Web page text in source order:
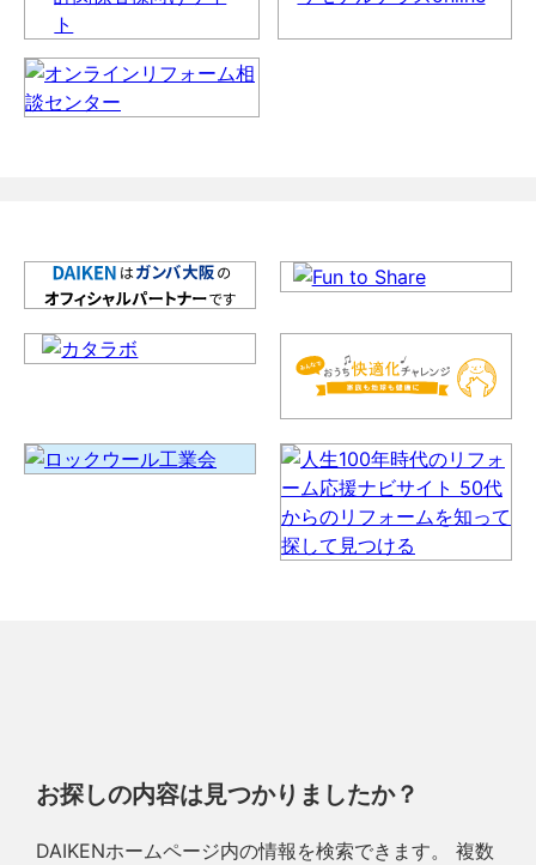
お探しの内容は見つかりましたか？
DAIKENホームページ内の情報を検索できます。 複数